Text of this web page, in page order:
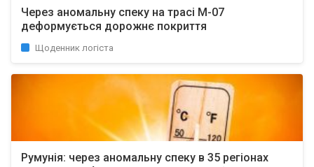
Через аномальну спеку на трасі М-07
деформується дорожнє покриття
Щоденник логіста
Румунія: через аномальну спеку в 35 регіонах